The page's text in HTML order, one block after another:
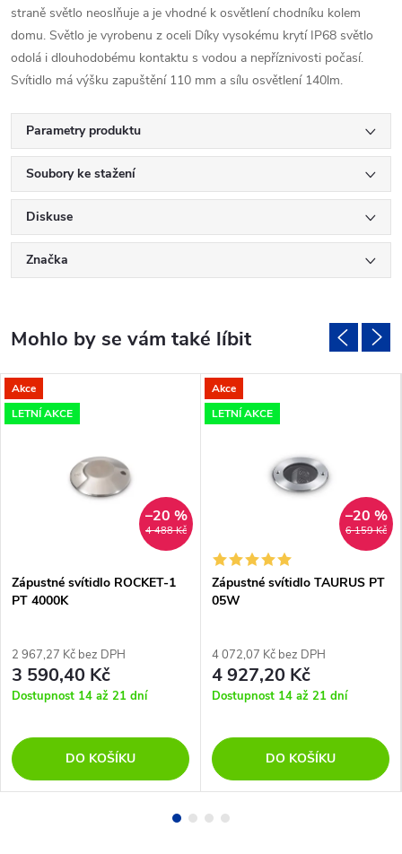
straně světlo neoslňuje a je vhodné k osvětlení chodníku kolem
domu. Světlo je vyrobenu z oceli Díky vysokému krytí IP68 světlo
odolá i dlouhodobému kontaktu s vodou a nepříznivosti počasí.
Svítidlo má výšku zapuštění 110 mm a sílu osvětlení 140lm.
Parametry produktu
Soubory ke stažení
Diskuse
Značka
Akce
LETNÍ AKCE
4 488 Kč
–20 %
Zápustné svítidlo ROCKET-1
PT 4000K
2 967,27 Kč bez DPH
3 590,40 Kč
Dostupnost 14 až 21 dní
DO KOŠÍKU
Akce
LETNÍ AKCE
6 159 Kč
–20 %
Zápustné svítidlo TAURUS PT
05W
4 072,07 Kč bez DPH
4 927,20 Kč
Dostupnost 14 až 21 dní
DO KOŠÍKU